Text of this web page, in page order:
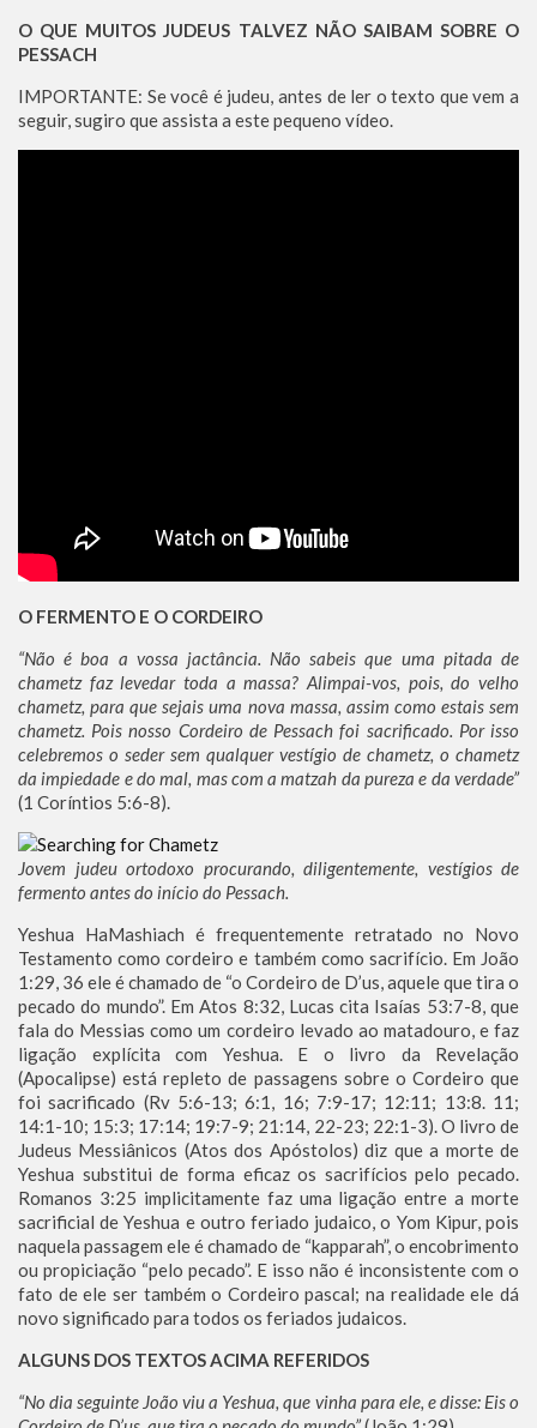
O QUE MUITOS JUDEUS TALVEZ NÃO SAIBAM SOBRE O
PESSACH
IMPORTANTE: Se você é judeu, antes de ler o texto que vem a
seguir, sugiro que assista a este pequeno vídeo.
O FERMENTO E O CORDEIRO
“Não é boa a vossa jactância. Não sabeis que uma pitada de
chametz faz levedar toda a massa? Alimpai-vos, pois, do velho
chametz, para que sejais uma nova massa, assim como estais sem
chametz. Pois nosso Cordeiro de Pessach foi sacrificado. Por isso
celebremos o seder sem qualquer vestígio de chametz, o chametz
da impiedade e do mal, mas com a matzah da pureza e da verdade”
(1 Coríntios 5:6-8).
Jovem judeu ortodoxo procurando, diligentemente, vestígios de
fermento antes do início do Pessach.
Yeshua HaMashiach é frequentemente retratado no Novo
Testamento como cordeiro e também como sacrifício. Em João
1:29, 36 ele é chamado de “o Cordeiro de D’us, aquele que tira o
pecado do mundo”. Em Atos 8:32, Lucas cita Isaías 53:7-8, que
fala do Messias como um cordeiro levado ao matadouro, e faz
ligação explícita com Yeshua. E o livro da Revelação
(Apocalipse) está repleto de passagens sobre o Cordeiro que
foi sacrificado (Rv 5:6-13; 6:1, 16; 7:9-17; 12:11; 13:8. 11;
14:1-10; 15:3; 17:14; 19:7-9; 21:14, 22-23; 22:1-3). O livro de
Judeus Messiânicos (Atos dos Apóstolos) diz que a morte de
Yeshua substitui de forma eficaz os sacrifícios pelo pecado.
Romanos 3:25 implicitamente faz uma ligação entre a morte
sacrificial de Yeshua e outro feriado judaico, o Yom Kipur, pois
naquela passagem ele é chamado de “kapparah”, o encobrimento
ou propiciação “pelo pecado”. E isso não é inconsistente com o
fato de ele ser também o Cordeiro pascal; na realidade ele dá
novo significado para todos os feriados judaicos.
ALGUNS DOS TEXTOS ACIMA REFERIDOS
“No dia seguinte João viu a Yeshua, que vinha para ele, e disse: Eis o